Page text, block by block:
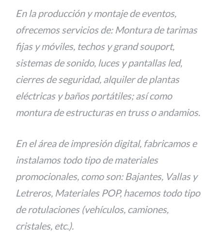
En la producción y montaje de eventos,
ofrecemos servicios de: Montura de tarimas
fijas y móviles, techos y grand souport,
sistemas de sonido, luces y pantallas led,
cierres de seguridad, alquiler de plantas
eléctricas y baños portátiles; así como
montura de estructuras en truss o andamios.
En el área de impresión digital, fabricamos e
instalamos todo tipo de materiales
promocionales, como son: Bajantes, Vallas y
Letreros, Materiales POP, hacemos todo tipo
de rotulaciones (vehículos, camiones,
cristales, etc.).